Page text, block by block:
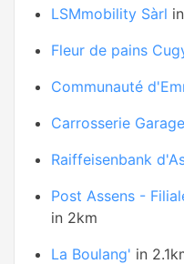
LSMmobility Sàrl
Fleur de pains
Communauté
Carrosserie
Raiffeisenbank
Post Assens -
in 2km
La Boulang' in